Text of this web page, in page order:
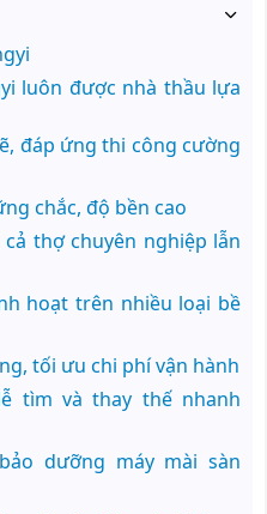
luôn được nhà thầu lựa
đáp ứng thi công cường
chắc, độ bền cao
thợ chuyên nghiệp lẫn
hoạt trên nhiều loại bề
tối ưu chi phí vận hành
tìm và thay thế nhanh
dưỡng máy mài sàn